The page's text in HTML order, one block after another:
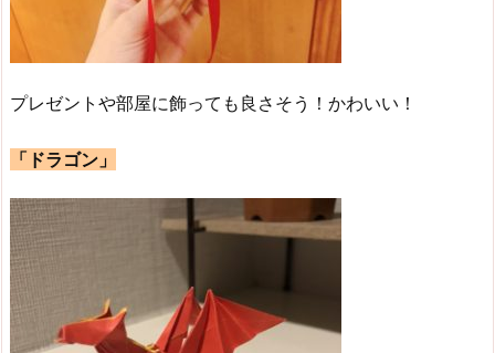
プレゼントや部屋に飾っても良さそう！かわいい！
「ドラゴン」